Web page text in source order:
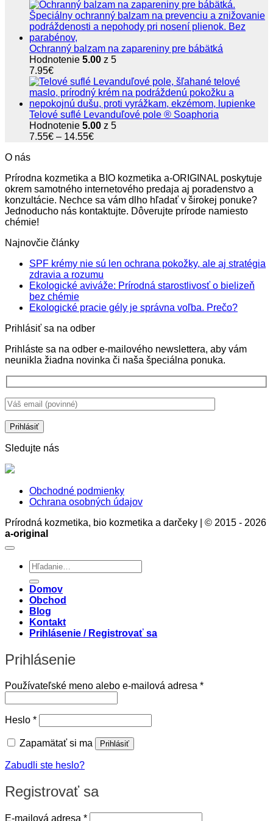
Ochranný balzam na zapareniny pre bábätká
Hodnotenie 5.00 z 5
7.95€
Telové suflé Levanduľové pole ® Soaphoria
Hodnotenie 5.00 z 5
7.55€ – 14.55€Price
14.55€
O nás
Prírodna kozmetika a BIO kozmetika a-ORIGINAL poskytuje
okrem samotného internetového predaja aj poradenstvo a
konzultácie. Nechce sa vám dlho hľadať v širokej ponuke?
Jednoducho nás kontaktujte. Dôverujte prírode namiesto
chémie!
Najnovčie články
SPF krémy nie sú len ochrana pokožky, ale aj stratégia
zdravia a rozumu
komentáre
SPF
len
ochrana
Ekologické aviváže: Prírodná starostlivosť o bielizeň
bez chémieŽiadne
komentáre
Ekologické
Prírodná
starostlivosť
Ekologické pracie gély je správna voľba. Prečo?Žiadne
pracie
Prihlásiť sa na odber
Prihláste sa na odber e-mailového newslettera, aby vám
neunikla žiadna novinka či naša špeciálna ponuka.
Sledujte nás
Obchodné podmienky
Ochrana osobných údajov
Prírodná kozmetika, bio kozmetika a darčeky | © 2015 - 2026
a-original
Hľadať:
Domov
Obchod
Blog
Kontakt
Prihlásenie / Registrovať sa
Prihlásenie
Používateľské meno alebo e-mailová adresa *Povinné
Heslo *Povinné
Zapamätať si ma Prihlásiť
Zabudli ste heslo?
Registrovať sa
E-mailová adresa *Povinné